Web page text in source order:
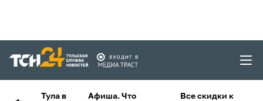
Тула в
Афиша. Что
Все скидки к